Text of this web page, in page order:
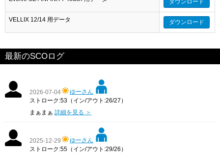
ダウンロード
VELLIX 12/14 用データ ダウンロード
最新のSCOログ
2026-07-04
ゆーさん
ストローク:53（イン/アウト:26/27）
まぁまぁ 詳細を見る ＞
2025-12-29
ゆーさん
ストローク:55（イン/アウト:29/26）